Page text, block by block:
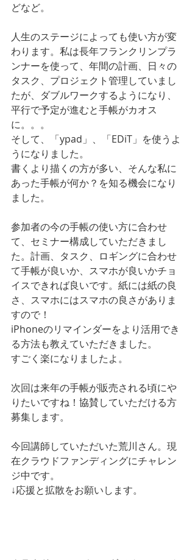
どなど。
人生のステージによっても使い方が変
わります。私は長年フランクリンプラ
ンナーを使って、年間の計画、日々の
タスク、プロジェクト管理していまし
たが、ダブルワークするようになり、
平行で予定が進むと手帳がカオス
に。。。
そして、「ypad」、「EDiT」を使うよ
うになりました。
書くより描くの方が多い、そんな私に
あった手帳が何か？を知る機会になり
ました。
参加者の今の手帳の使い方に合わせ
て、セミナー構成していただきまし
た。計画、タスク、ロギングに合わせ
て手帳が良いか、スマホが良いかチョ
イスできれば良いです。紙には紙の良
さ、スマホにはスマホの良さがありま
すので！
iPhoneのリマインダーをより活用でき
る方法も教えていただきました。
すごく楽になりましたよ。
次回は来年の手帳が販売される頃にや
りたいですね！協賛していただける方
募集します。
今回講師していただいた荒川さん。現
在クラウドファンディングにチャレン
ジ中です。
↓応援と拡散をお願いします。